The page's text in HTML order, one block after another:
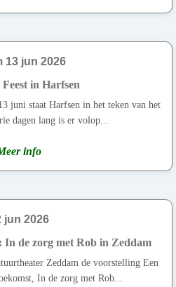
13 jun 2026
in Harfsen
juni staat Harfsen in het teken van het
dagen lang is er volop...
info
jun 2026
de zorg met Rob in Zeddam
Zeddam de voorstelling Een
In de zorg met Rob...